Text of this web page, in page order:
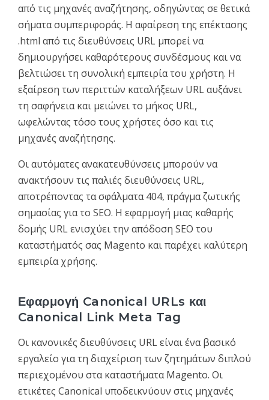
από τις μηχανές αναζήτησης, οδηγώντας σε θετικά
σήματα συμπεριφοράς. Η αφαίρεση της επέκτασης
.html από τις διευθύνσεις URL μπορεί να
δημιουργήσει καθαρότερους συνδέσμους και να
βελτιώσει τη συνολική εμπειρία του χρήστη. Η
εξαίρεση των περιττών καταλήξεων URL αυξάνει
τη σαφήνεια και μειώνει το μήκος URL,
ωφελώντας τόσο τους χρήστες όσο και τις
μηχανές αναζήτησης.
Οι αυτόματες ανακατευθύνσεις μπορούν να
ανακτήσουν τις παλιές διευθύνσεις URL,
αποτρέποντας τα σφάλματα 404, πράγμα ζωτικής
σημασίας για το SEO. Η εφαρμογή μιας καθαρής
δομής URL ενισχύει την απόδοση SEO του
καταστήματός σας Magento και παρέχει καλύτερη
εμπειρία χρήσης.
Εφαρμογή Canonical URLs και
Canonical Link Meta Tag
Οι κανονικές διευθύνσεις URL είναι ένα βασικό
εργαλείο για τη διαχείριση των ζητημάτων διπλού
περιεχομένου στα καταστήματα Magento. Οι
ετικέτες Canonical υποδεικνύουν στις μηχανές